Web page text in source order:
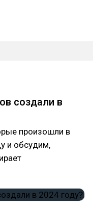
создали в
произошли в
и обсудим,